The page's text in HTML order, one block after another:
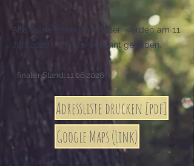
Alle teilnehmenden Häuser werden am 11.
Juni 2026 (Abends) bekannt gegeben.
finaler Stand: 11.06.2026
Adressliste drucken [pdf]
Google Maps (Link)